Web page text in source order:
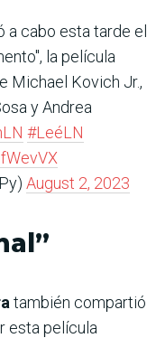
a cabo esta tarde el
la película
Michael Kovich Jr.,
y Andrea
#LeéLN
August 2, 2023
también compartió
esta película